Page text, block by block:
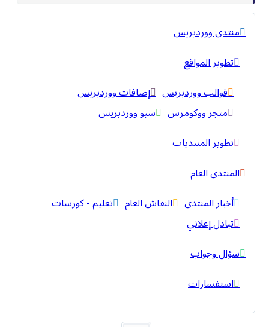
منتدى ووردبريس
تطوير المواقع
قوالب ووردبريس إضافات ووردبريس
متجر ووكومرس سيو ووردبريس
تطوير المنتديات
المنتدى العام
أخبار المنتدى النقاش العام تعليم - كورسات
تبادل إعلاني
سؤال وجواب
استفسارات